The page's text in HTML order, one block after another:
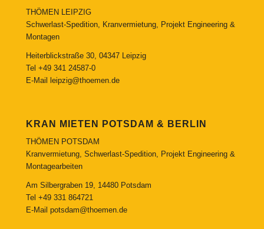
THÖMEN LEIPZIG
Schwerlast-Spedition, Kranvermietung, Projekt Engineering &
Montagen
Heiterblickstraße 30, 04347 Leipzig
Tel +49 341 24587-0
E-Mail
leipzig@thoemen.de
KRAN MIETEN POTSDAM & BERLIN
THÖMEN POTSDAM
Kranvermietung, Schwerlast-Spedition, Projekt Engineering &
Montagearbeiten
Am Silbergraben 19, 14480 Potsdam
Tel +49 331 864721
E-Mail potsdam@thoemen.de